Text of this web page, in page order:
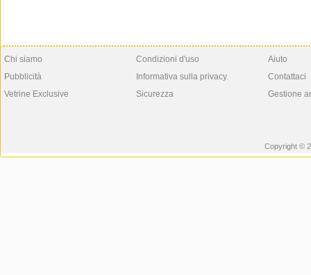
Chi siamo
Pubblicità
Vetrine Exclusive
Condizioni d'uso
Informativa sulla privacy
Sicurezza
Aiuto
Contattaci
Gestione
Copyright ©